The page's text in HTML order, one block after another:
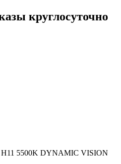
круглосуточно
5500K DYNAMIC VISION